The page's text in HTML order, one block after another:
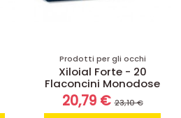
Prodotti per gli occhi
Xiloial Forte - 20
Flaconcini Monodose
20,79 €23,10 €